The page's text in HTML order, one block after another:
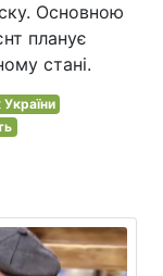
Основною
планує
стані.